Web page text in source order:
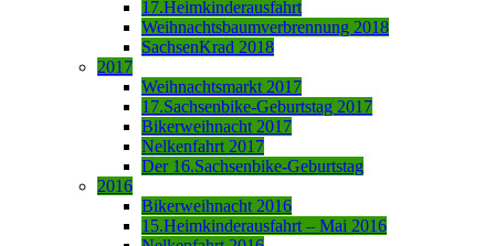
17.Heimkinderausfahrt
Weihnachtsbaumverbrennung 2018
SachsenKrad 2018
2017
Weihnachtsmarkt 2017
17.Sachsenbike-Geburtstag 2017
Bikerweihnacht 2017
Nelkenfahrt 2017
Der 16.Sachsenbike-Geburtstag
2016
Bikerweihnacht 2016
15.Heimkinderausfahrt – Mai 2016